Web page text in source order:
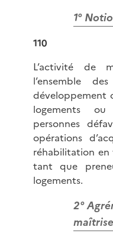
1°
110
L’activité de
l’ensemble
développement
logements
personnes
opérations
réhabilitation
tant que
logements.
2°